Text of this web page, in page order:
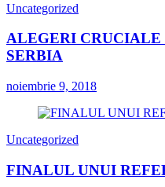
Uncategorized
ALEGERI
SERBIA
noiembrie 9, 2018
Uncategorized
FINALUL UNUI